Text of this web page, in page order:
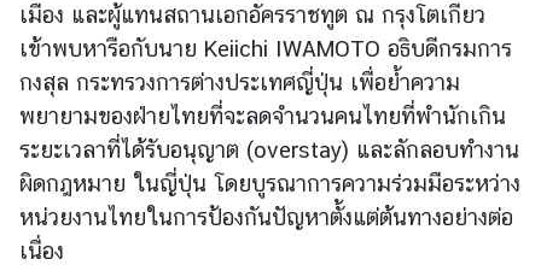
ล
ข่
ว
บ
เมือง และผู้แทนสถานเอกอัครราชทูต ณ กรุงโตเกียว
เข้าพบหารือกับนาย Keiichi IWAMOTO อธิบดีกรมการ
กงสุล กระทรวงการต่างประเทศญี่ปุ่น เพื่อย้ำความ
พยายามของฝ่ายไทยที่จะลดจำนวนคนไทยที่พำนักเกิน
ระยะเวลาที่ได้รับอนุญาต (overstay) และลักลอบทำงาน
ผิดกฎหมาย ในญี่ปุ่น โดยบูรณาการความร่วมมือระหว่าง
หน่วยงานไทยในการป้องกันปัญหาตั้งแต่ต้นทางอย่างต่อ
เนื่อง